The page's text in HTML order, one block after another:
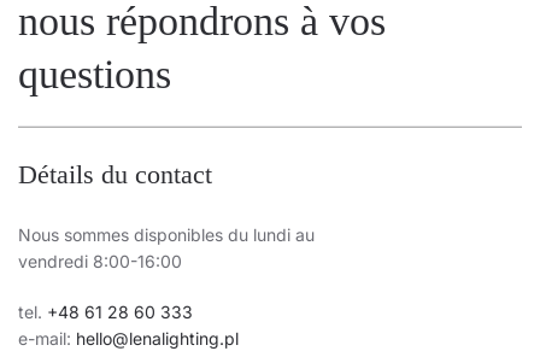
nous répondrons à vos
questions
Détails du contact
Nous sommes disponibles du lundi au
vendredi 8:00-16:00
tel. +48 61 28 60 333
e-mail: hello@lenalighting.pl